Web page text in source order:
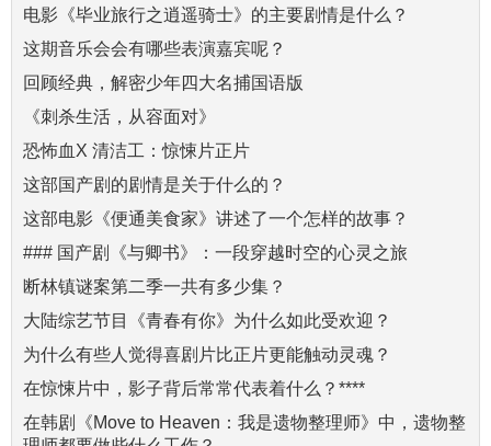
电影《毕业旅行之逍遥骑士》的主要剧情是什么？
这期音乐会会有哪些表演嘉宾呢？
回顾经典，解密少年四大名捕国语版
《刺杀生活，从容面对》
恐怖血X 清洁工：惊悚片正片
这部国产剧的剧情是关于什么的？
这部电影《便通美食家》讲述了一个怎样的故事？
### 国产剧《与卿书》：一段穿越时空的心灵之旅
断林镇谜案第二季一共有多少集？
大陆综艺节目《青春有你》为什么如此受欢迎？
为什么有些人觉得喜剧片比正片更能触动灵魂？
在惊悚片中，影子背后常常代表着什么？****
在韩剧《Move to Heaven：我是遗物整理师》中，遗物整